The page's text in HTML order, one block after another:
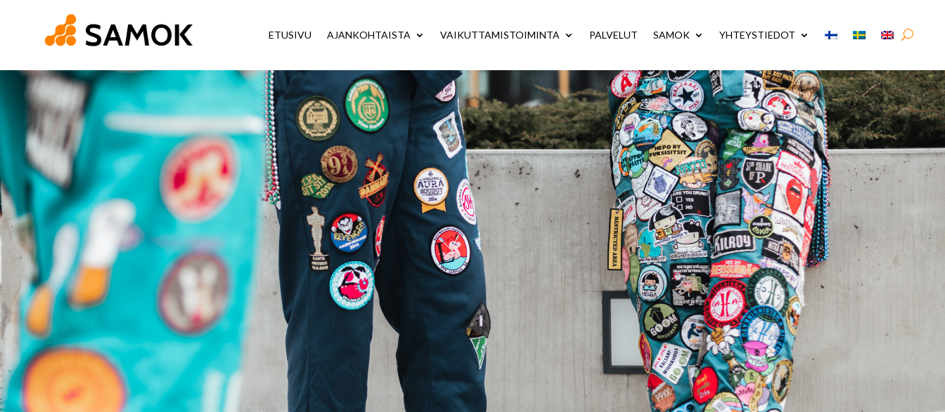
ETUSIVU AJANKOHTAISTA VAIKUTTAMISTOIMINTA PALVELUT SAMOK YHTEYSTIEDOT